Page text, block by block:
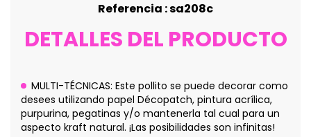
Referencia : sa208c
DETALLES DEL PRODUCTO
MULTI-TÉCNICAS: Este pollito se puede decorar como
desees utilizando papel Décopatch, pintura acrílica,
purpurina, pegatinas y/o mantenerla tal cual para un
aspecto kraft natural. ¡Las posibilidades son infinitas!